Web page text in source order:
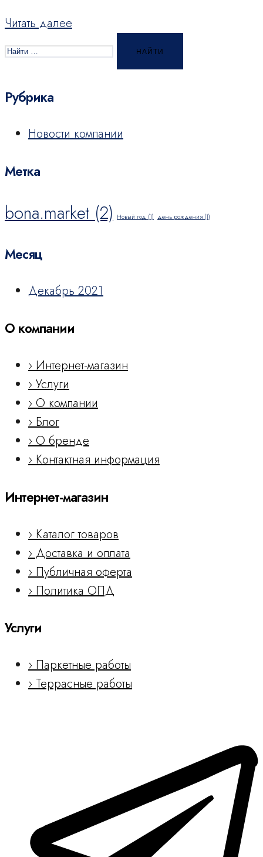
Читать далее
Найти
for:
Рубрика
Новости компании
Метка
bona.market (2) Новый год (1) день рождения (1)
Месяц
Декабрь 2021
О компании
› Интернет-магазин
› Услуги
› О компании
› Блог
› О бренде
› Контактная информация
Интернет-магазин
› Каталог товаров
› Доставка и оплата
› Публичная оферта
› Политика ОПД
Услуги
› Паркетные работы
› Террасные работы